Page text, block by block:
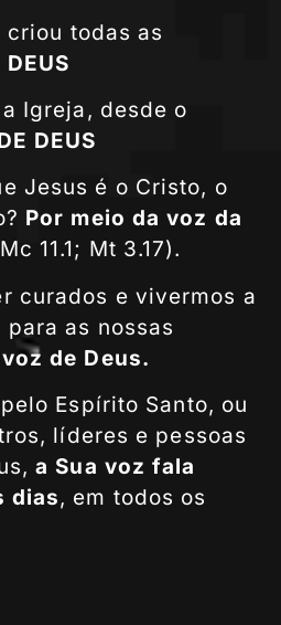
todas as
Igreja, desde o
DEUS
Jesus é o Cristo, o
Por meio da voz da
11.1; Mt 3.17).
curados e vivermos a
as nossas
de Deus.
Espírito Santo, ou
líderes e pessoas
a Sua voz fala
dias, em todos os